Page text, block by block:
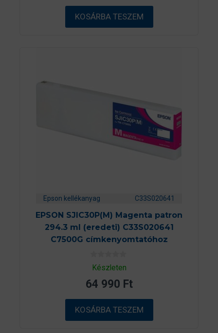
b
ő
l
KOSÁRBA TESZEM
Epson kellékanyag C33S020641
EPSON SJIC30P(M) Magenta patron
294.3 ml (eredeti) C33S020641
C7500G címkenyomtatóhoz
0
a
5
b
ő
l
Készleten
64 990 Ft
KOSÁRBA TESZEM